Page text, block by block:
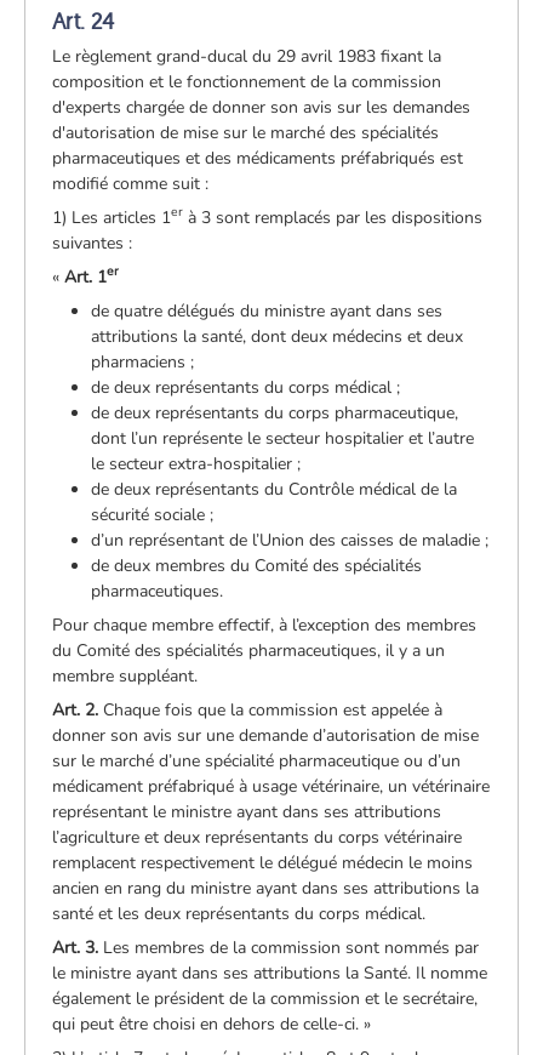
Art. 24
Le règlement grand-ducal du 29 avril 1983 fixant la
composition et le fonctionnement de la commission
d'experts chargée de donner son avis sur les demandes
d'autorisation de mise sur le marché des spécialités
pharmaceutiques et des médicaments préfabriqués est
modifié comme suit :
1) Les articles 1er à 3 sont remplacés par les dispositions
suivantes :
« Art. 1er
de quatre délégués du ministre ayant dans ses
attributions la santé, dont deux médecins et deux
pharmaciens ;
de deux représentants du corps médical ;
de deux représentants du corps pharmaceutique,
dont l’un représente le secteur hospitalier et l’autre
le secteur extra-hospitalier ;
de deux représentants du Contrôle médical de la
sécurité sociale ;
d’un représentant de l’Union des caisses de maladie ;
de deux membres du Comité des spécialités
pharmaceutiques.
Pour chaque membre effectif, à l’exception des membres
du Comité des spécialités pharmaceutiques, il y a un
membre suppléant.
Art. 2. Chaque fois que la commission est appelée à
donner son avis sur une demande d’autorisation de mise
sur le marché d’une spécialité pharmaceutique ou d’un
médicament préfabriqué à usage vétérinaire, un vétérinaire
représentant le ministre ayant dans ses attributions
l’agriculture et deux représentants du corps vétérinaire
remplacent respectivement le délégué médecin le moins
ancien en rang du ministre ayant dans ses attributions la
santé et les deux représentants du corps médical.
Art. 3. Les membres de la commission sont nommés par
le ministre ayant dans ses attributions la Santé. Il nomme
également le président de la commission et le secrétaire,
qui peut être choisi en dehors de celle-ci. »